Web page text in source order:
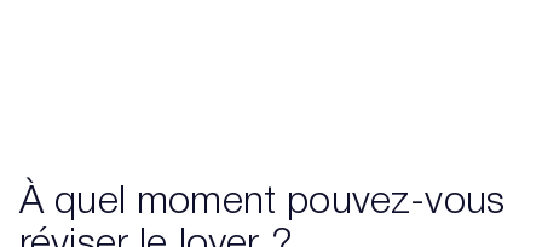
À quel moment pouvez-vous